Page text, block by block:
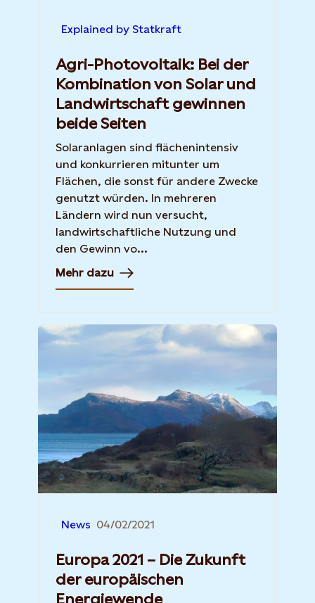
Explained by Statkraft
Agri-Photovoltaik: Bei der
Kombination von Solar und
Landwirtschaft gewinnen
beide Seiten
Solaranlagen sind flächenintensiv
und konkurrieren mitunter um
Flächen, die sonst für andere Zwecke
genutzt würden. In mehreren
Ländern wird nun versucht,
landwirtschaftliche Nutzung und
den Gewinn vo...
Mehr dazu
News 04/02/2021
Europa 2021 – Die Zukunft
der europäischen
Energiewende